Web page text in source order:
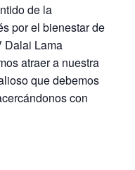
de la
por el bienestar de
Dalai Lama
atraer a nuestra
que debemos
con